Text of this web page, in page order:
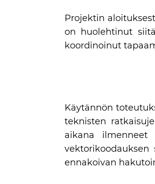
Projektin
on huolehtinut
koordinoinut
Käytännön
teknisten
aikana ilmenneet
ennakoivan